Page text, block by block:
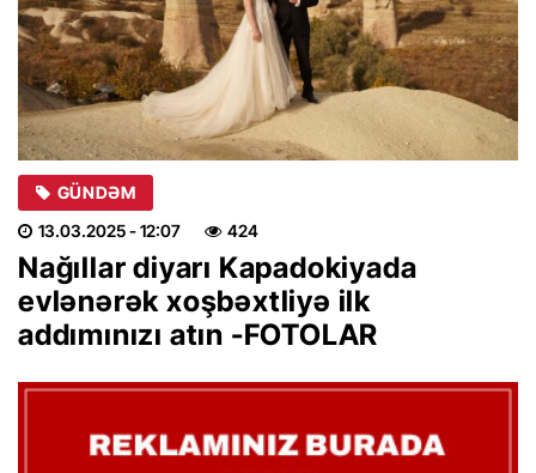
GÜNDƏM
13.03.2025- 12:07 424
Nağıllar diyarı Kapadokiyada
evlənərək xoşbəxtliyə ilk
addımınızı atın -FOTOLAR